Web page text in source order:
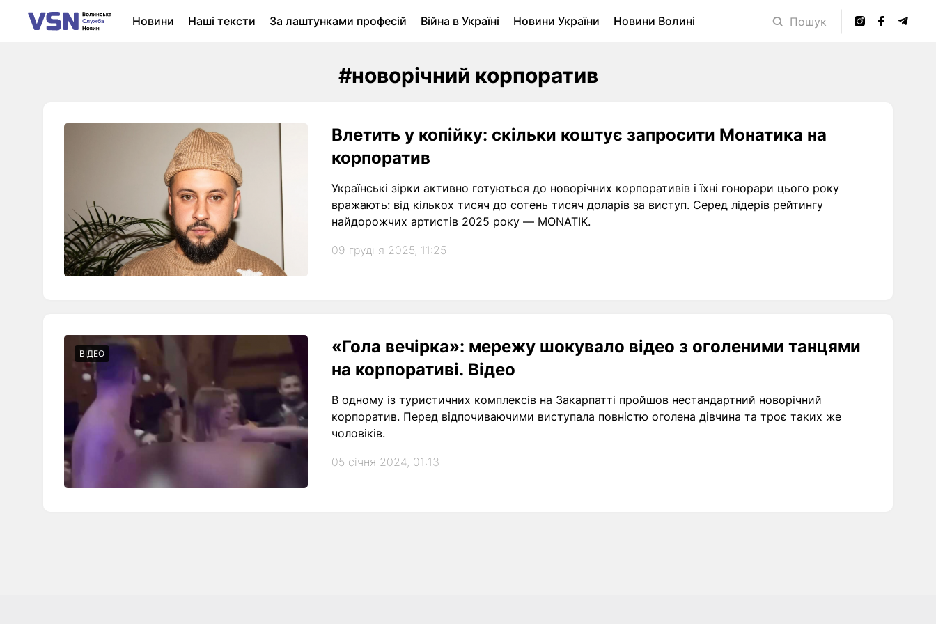
Новини Наші тексти За лаштунками професій Війна в Україні Новини України
Новини Волині
Пошук
#новорічний корпоратив
Влетить у копійку: скільки коштує запросити Монатика на
корпоратив
Українські зірки активно готуються до новорічних корпоративів і їхні гонорари цього року
вражають: від кількох тисяч до сотень тисяч доларів за виступ. Серед лідерів рейтингу
найдорожчих артистів 2025 року — MONATIK.
09 грудня 2025, 11:25
ВІДЕО
«Гола вечірка»: мережу шокувало відео з оголеними танцями
на корпоративі. Відео
В одному із туристичних комплексів на Закарпатті пройшов нестандартний новорічний
корпоратив. Перед відпочиваючими виступала повністю оголена дівчина та троє таких же
чоловіків.
05 січня 2024, 01:13